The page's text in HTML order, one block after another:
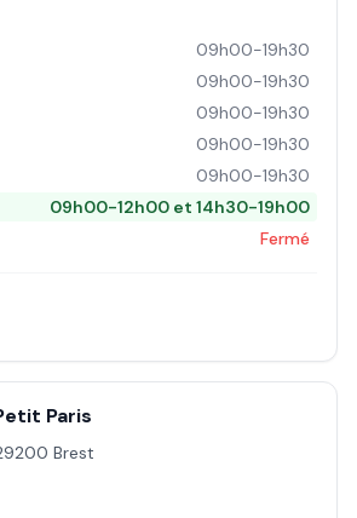
09h00-19h30
09h00-19h30
09h00-19h30
09h00-19h30
09h00-19h30
09h00-12h00 et 14h30-19h00
Fermé
Paris
Brest